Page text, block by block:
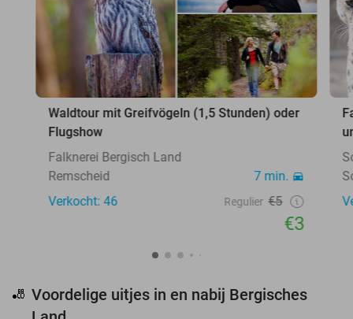
Waldtour mit Greifvögeln (1,5 Stunden) oder
Flugshow
Falknerei Bergisch Land
Remscheid
7 min.
Verkocht: 46
Regulier €5
€3
🎳 Voordelige uitjes in en nabij Bergisches